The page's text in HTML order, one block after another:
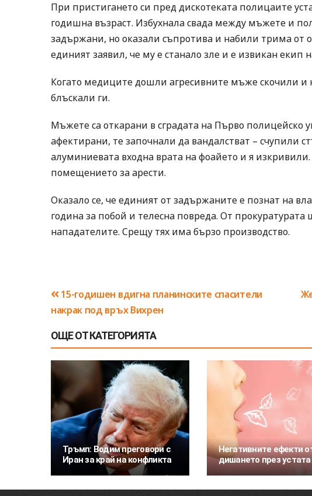
При пристигането си пред дискотеката полицаите
годишна възраст. Избухнала свада между мъжете и
задържани, но оказали съпротива и набили трима от
единият заявил, че му е станало зле и е извикан екип
Когато медиците дошли агресивните мъже скочили и
блъскали ги.
Мъжете са откарани в сградата на Първо полицейско
афектирани, те започнали да вандалстват – счупили
алуминиевата входна врата на фоайето и я
помещението за арести.
Оказало се, че единият от задържаните е познат на
година за побой и телесна повреда. От прокуратурата
нападателите. Срещу тях има бързо производство.
Навигация
15-годишен вдигна планинските спасители
накрак под връх Вихрен
ОЩЕ ОТ КАТЕГОРИЯТА
Тръмп: Водим преговори с
Иран за край на конфликта
Негативните ефекти
дишането през устата